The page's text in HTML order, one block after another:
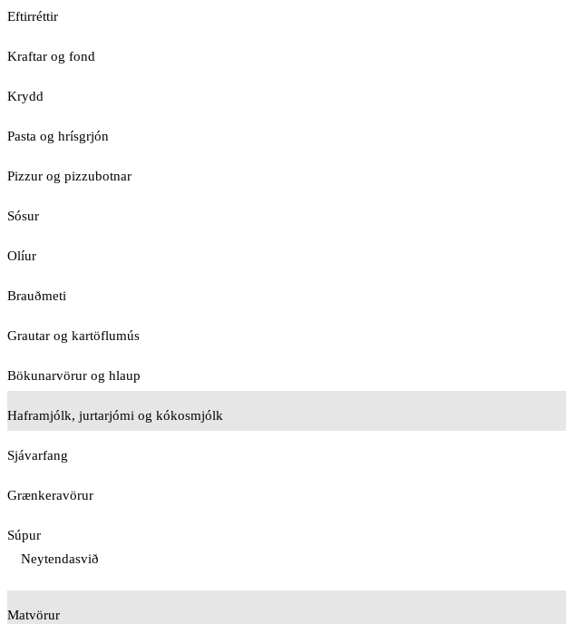
Eftirréttir
Kraftar og fond
Krydd
Pasta og hrísgrjón
Pizzur og pizzubotnar
Sósur
Olíur
Brauðmeti
Grautar og kartöflumús
Bökunarvörur og hlaup
Haframjólk, jurtarjómi og kókosmjólk
Sjávarfang
Grænkeravörur
Súpur
Neytendasvið
Matvörur